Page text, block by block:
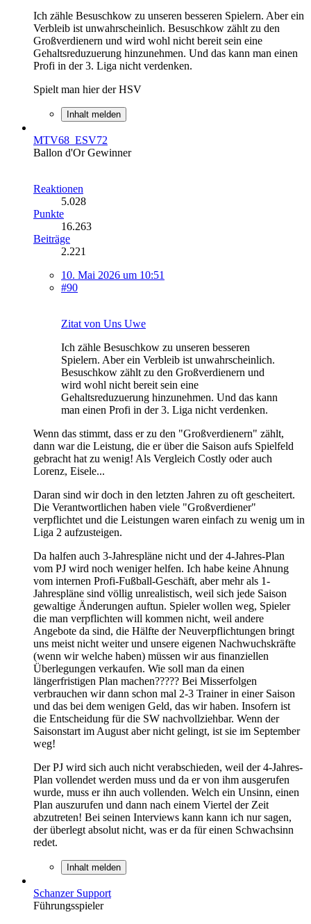
Ich zähle Besuschkow zu unseren besseren Spielern. Aber ein
Verbleib ist unwahrscheinlich. Besuschkow zählt zu den
Großverdienern und wird wohl nicht bereit sein eine
Gehaltsreduzuerung hinzunehmen. Und das kann man einen
Profi in der 3. Liga nicht verdenken.
Spielt man hier der HSV
Inhalt melden
MTV68_ESV72
Ballon d'Or Gewinner
Reaktionen
5.028
Punkte
16.263
Beiträge
2.221
10. Mai 2026 um 10:51
#90
Zitat von Uns Uwe
Ich zähle Besuschkow zu unseren besseren
Spielern. Aber ein Verbleib ist unwahrscheinlich.
Besuschkow zählt zu den Großverdienern und
wird wohl nicht bereit sein eine
Gehaltsreduzuerung hinzunehmen. Und das kann
man einen Profi in der 3. Liga nicht verdenken.
Wenn das stimmt, dass er zu den "Großverdienern" zählt,
dann war die Leistung, die er über die Saison aufs Spielfeld
gebracht hat zu wenig! Als Vergleich Costly oder auch
Lorenz, Eisele...
Daran sind wir doch in den letzten Jahren zu oft gescheitert.
Die Verantwortlichen haben viele "Großverdiener"
verpflichtet und die Leistungen waren einfach zu wenig um in
Liga 2 aufzusteigen.
Da halfen auch 3-Jahrespläne nicht und der 4-Jahres-Plan
vom PJ wird noch weniger helfen. Ich habe keine Ahnung
vom internen Profi-Fußball-Geschäft, aber mehr als 1-
Jahrespläne sind völlig unrealistisch, weil sich jede Saison
gewaltige Änderungen auftun. Spieler wollen weg, Spieler
die man verpflichten will kommen nicht, weil andere
Angebote da sind, die Hälfte der Neuverpflichtungen bringt
uns meist nicht weiter und unsere eigenen Nachwuchskräfte
(wenn wir welche haben) müssen wir aus finanziellen
Überlegungen verkaufen. Wie soll man da einen
längerfristigen Plan machen????? Bei Misserfolgen
verbrauchen wir dann schon mal 2-3 Trainer in einer Saison
und das bei dem wenigen Geld, das wir haben. Insofern ist
die Entscheidung für die SW nachvollziehbar. Wenn der
Saisonstart im August aber nicht gelingt, ist sie im September
weg!
Der PJ wird sich auch nicht verabschieden, weil der 4-Jahres-
Plan vollendet werden muss und da er von ihm ausgerufen
wurde, muss er ihn auch vollenden. Welch ein Unsinn, einen
Plan auszurufen und dann nach einem Viertel der Zeit
abzutreten! Bei seinen Interviews kann kann ich nur sagen,
der überlegt absolut nicht, was er da für einen Schwachsinn
redet.
Inhalt melden
Schanzer Support
Führungsspieler